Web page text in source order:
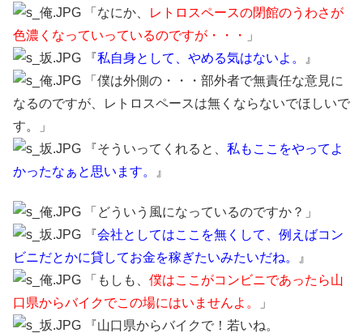
「なにか、
レトロスペースの閉館のうわさが
色濃くなっていっているのですが・・・
」
『私自身として、やめる気はないよ。
』
「僕は外側の・・・部外者で無責任な意見に
なるのですが、レトロスペースは無くならないでほしいで
す。」
『そういってくれると、 私もここをやってよ
かったなぁと思います。
』
「どういう風になっているのですか？」
『会社としてはここを無くして、例えばコン
ビニだとかに貸してお金を稼ぎたいみたいだね。
』
「もしも、 僕はここがコンビニであったら山
口県からバイクでこの場にはいませんよ。
」
『山口県からバイクで！若いね。